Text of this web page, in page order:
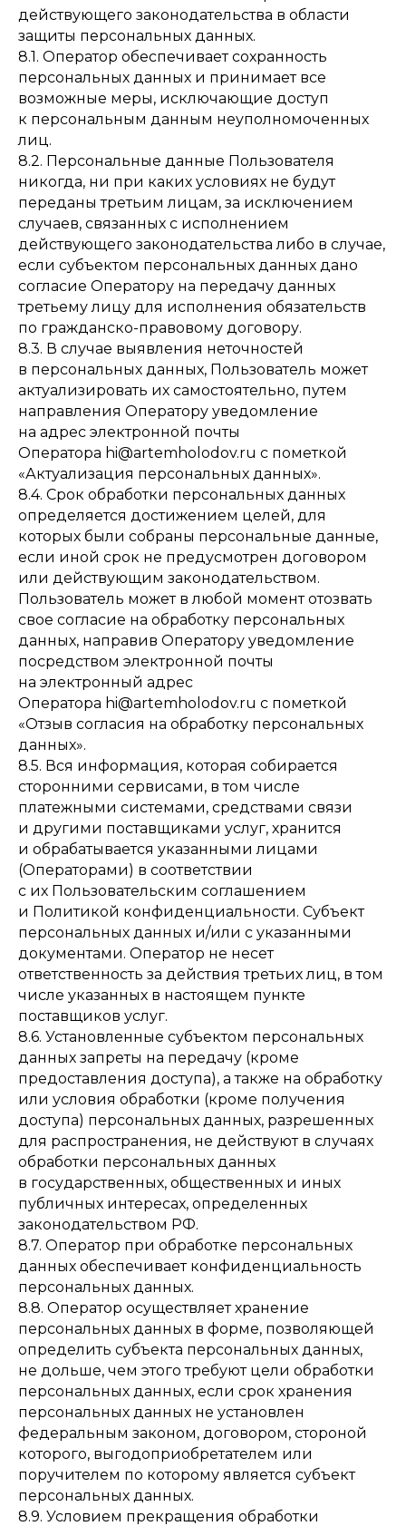
действующего законодательства в области
защиты персональных данных.
8.1. Оператор обеспечивает сохранность
персональных данных и принимает все
возможные меры, исключающие доступ
к персональным данным неуполномоченных
лиц.
8.2. Персональные данные Пользователя
никогда, ни при каких условиях не будут
переданы третьим лицам, за исключением
случаев, связанных с исполнением
действующего законодательства либо в случае,
если субъектом персональных данных дано
согласие Оператору на передачу данных
третьему лицу для исполнения обязательств
по гражданско-правовому договору.
8.3. В случае выявления неточностей
в персональных данных, Пользователь может
актуализировать их самостоятельно, путем
направления Оператору уведомление
на адрес электронной почты
Оператора hi@artemholodov.ru с пометкой
«Актуализация персональных данных».
8.4. Срок обработки персональных данных
определяется достижением целей, для
которых были собраны персональные данные,
если иной срок не предусмотрен договором
или действующим законодательством.
Пользователь может в любой момент отозвать
свое согласие на обработку персональных
данных, направив Оператору уведомление
посредством электронной почты
на электронный адрес
Оператора hi@artemholodov.ru с пометкой
«Отзыв согласия на обработку персональных
данных».
8.5. Вся информация, которая собирается
сторонними сервисами, в том числе
платежными системами, средствами связи
и другими поставщиками услуг, хранится
и обрабатывается указанными лицами
(Операторами) в соответствии
с их Пользовательским соглашением
и Политикой конфиденциальности. Субъект
персональных данных и/или с указанными
документами. Оператор не несет
ответственность за действия третьих лиц, в том
числе указанных в настоящем пункте
поставщиков услуг.
8.6. Установленные субъектом персональных
данных запреты на передачу (кроме
предоставления доступа), а также на обработку
или условия обработки (кроме получения
доступа) персональных данных, разрешенных
для распространения, не действуют в случаях
обработки персональных данных
в государственных, общественных и иных
публичных интересах, определенных
законодательством РФ.
8.7. Оператор при обработке персональных
данных обеспечивает конфиденциальность
персональных данных.
8.8. Оператор осуществляет хранение
персональных данных в форме, позволяющей
определить субъекта персональных данных,
не дольше, чем этого требуют цели обработки
персональных данных, если срок хранения
персональных данных не установлен
федеральным законом, договором, стороной
которого, выгодоприобретателем или
поручителем по которому является субъект
персональных данных.
8.9. Условием прекращения обработки